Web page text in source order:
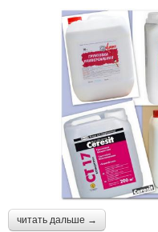
читать дальше →